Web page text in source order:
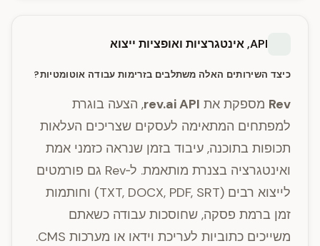
API, אינטגרציות ואופציות ייצוא
כיצד השירותים האלה משתלבים בזרימות עבודה אוטומטיות?
Rev מספקת את rev.ai API, הצעה בוגרת
למפתחים המתאימה לעסקים שצריכים העלאות
תכופות בתוכנה, עיבוד בזמן שנראה כזמני אמת
ואינטגרציה בצנרת מותאמת. ל‑Rev גם פורמטים
לייצוא רבים (TXT, DOCX, PDF, SRT) וחותמות
זמן ברמת פסקה, שחוסכות עבודה כשאתם
משייכים כתוביות לעריכת וידאו או מערכות CMS.